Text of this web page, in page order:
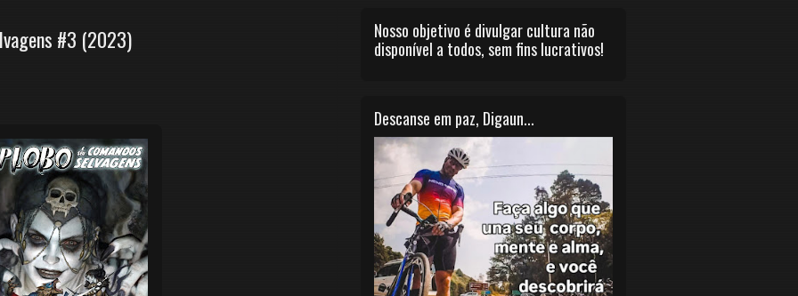
#3 (2023)
Nosso objetivo é divulgar cultura não
disponível a todos, sem fins lucrativos!
Descanse em paz, Digaun...